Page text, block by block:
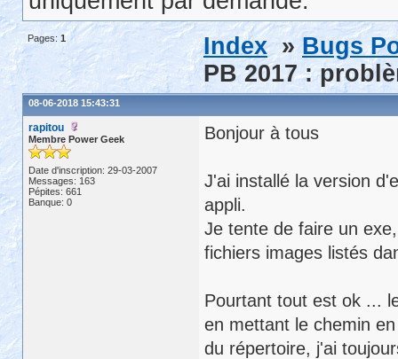
Pages: 1 Index »Bugs
PB 2017 :
08-06-2018 15:43:31
rapitou
Membre Power Geek
Date d'inscription: 29-03-2007
Messages: 163
Pépites: 661
Banque: 0
Bonjour à tous
J'ai installé la version
appli.
Je tente de faire un
fichiers images listés
Pourtant tout est ok ...
en mettant le chemin
du répertoire, j'ai